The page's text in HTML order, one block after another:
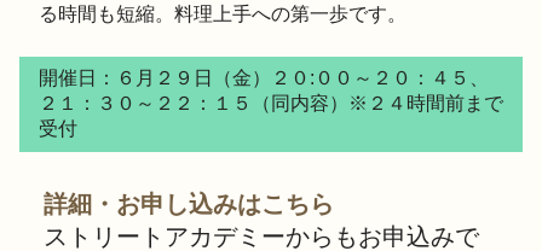
る時間も短縮。料理上手への第一歩です。
開催日：６月２９日（金）２０:００～２０：４５、
２１：３０～２２：１５（同内容）※２４時間前まで
受付
詳細・お申し込みはこちら
ストリートアカデミーからもお申込みで